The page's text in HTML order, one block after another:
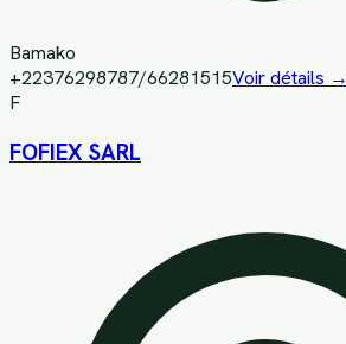
Bamako
+22376298787/66281515Voir détails →
F
FOFIEX SARL